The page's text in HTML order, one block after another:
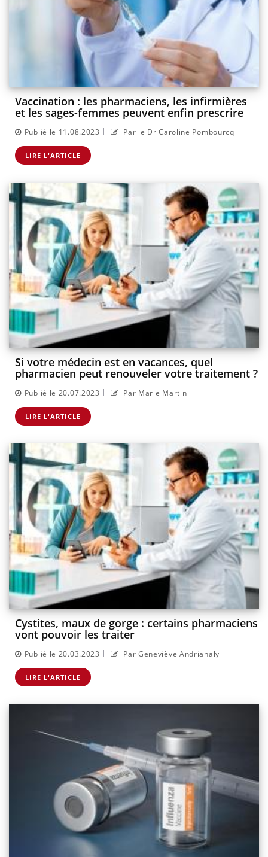
Vaccination : les pharmaciens, les infirmières
et les sages-femmes peuvent enfin prescrire
Publié le 11.08.2023 | Par le Dr Caroline Pombourcq
LIRE L'ARTICLE
Si votre médecin est en vacances, quel
pharmacien peut renouveler votre traitement ?
Publié le 20.07.2023 | Par Marie Martin
LIRE L'ARTICLE
Cystites, maux de gorge : certains pharmaciens
vont pouvoir les traiter
Publié le 20.03.2023 | Par Geneviève Andrianaly
LIRE L'ARTICLE